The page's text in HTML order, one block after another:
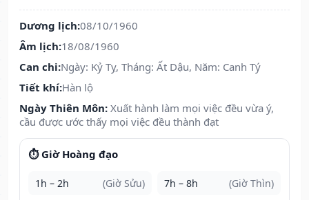
Dương lịch:08/10/1960
Âm lịch:18/08/1960
Can chi:Ngày: Kỷ Tỵ, Tháng: Ất Dậu, Năm: Canh Tý
Tiết khí:Hàn lộ
Ngày Thiên Môn: Xuất hành làm mọi việc đều vừa ý,
cầu được ước thấy mọi việc đều thành đạt
⏱️ Giờ Hoàng đạo
1h – 2h (Giờ Sửu) 7h – 8h (Giờ Thìn)